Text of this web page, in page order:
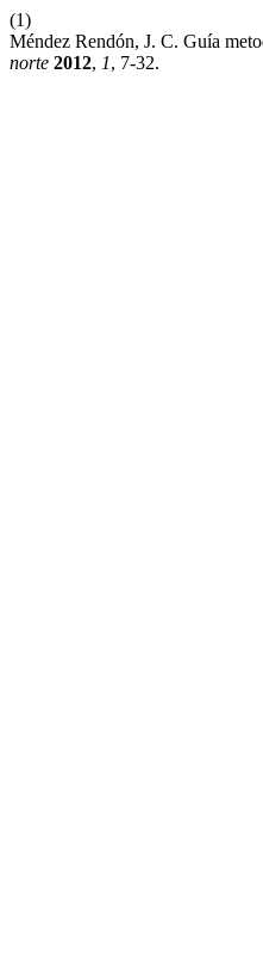
(1)
Méndez Rendón, J. C. Guía
norte 2012, 1, 7-32.